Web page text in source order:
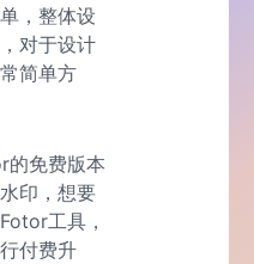
，整体设
对于设计
简单方
的免费版本
印，想要
工具，
付费升